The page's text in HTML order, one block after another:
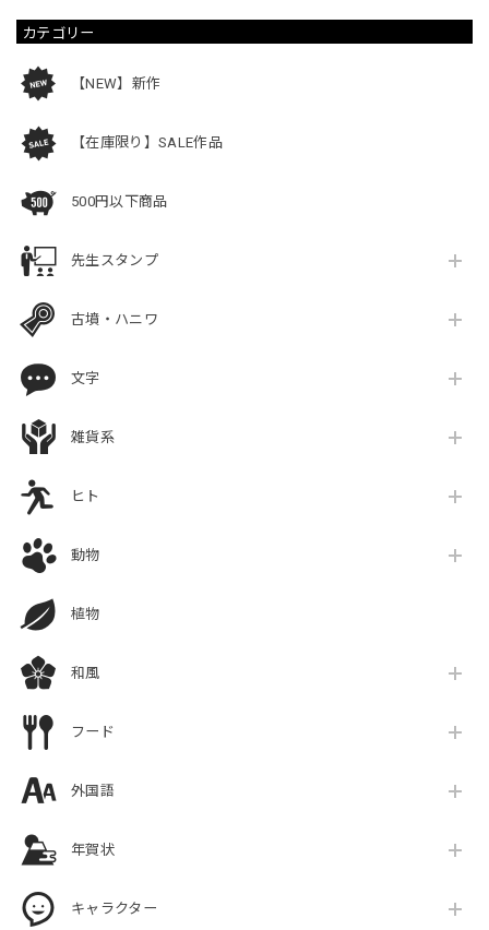
カテゴリー
【NEW】新作
【在庫限り】SALE作品
500円以下商品
先生スタンプ
古墳・ハニワ
文字
雑貨系
ヒト
動物
植物
和風
フード
外国語
年賀状
キャラクター